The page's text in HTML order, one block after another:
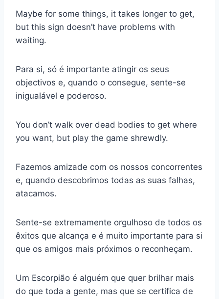
Maybe for some things, it takes longer to get,
but this sign doesn’t have problems with
waiting.
Para si, só é importante atingir os seus
objectivos e, quando o consegue, sente-se
inigualável e poderoso.
You don’t walk over dead bodies to get where
you want, but play the game shrewdly.
Fazemos amizade com os nossos concorrentes
e, quando descobrimos todas as suas falhas,
atacamos.
Sente-se extremamente orgulhoso de todos os
êxitos que alcança e é muito importante para si
que os amigos mais próximos o reconheçam.
Um Escorpião é alguém que quer brilhar mais
do que toda a gente, mas que se certifica de